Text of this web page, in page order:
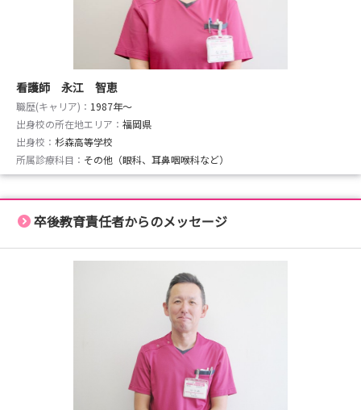
看護師 永江 智恵
職歴(キャリア)： 1987年〜
出身校の所在地エリア： 福岡県
出身校： 杉森高等学校
所属診療科目： その他（眼科、耳鼻咽喉科など）
卒後教育責任者からのメッセージ